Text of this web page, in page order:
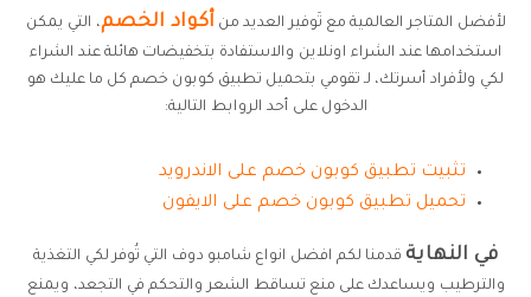
لأفضل المتاجر العالمية مع تَوفير العديد من أكواد الخصم، التي يمكن
استخدامها عند الشراء اونلاين والاستفادة بتخفيضات هائلة عند الشراء
لكي ولأفراد أسرتك، لـ تقومي بتحميل تطبيق كوبون خصم كل ما عليك هو
الدخول على أحد الروابط التالية:
تثبيت تطبيق كوبون خصم على الاندرويد
تحميل تطبيق كوبون خصم على الايفون
في النهاية قدمنا لكم افضل انواع شامبو دوف التي تُوفر لكي التغذية
والترطيب ويساعدك على منع تساقط الشعر والتحكم في التجعد، ويمنع